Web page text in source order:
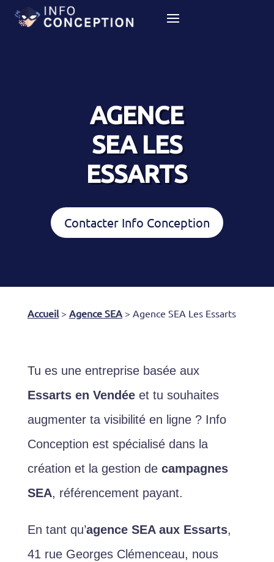
AGENCE
SEA LES
ESSARTS
Contacter Info Conception
Accueil> Agence SEA> Agence SEA Les Essarts
Tu es une entreprise basée aux
Essarts en Vendéeet tu souhaites
augmenter ta visibilité en ligne ? Info
Conception est spécialisé dans la
création et la gestion de campagnes
SEA, référencement payant.
En tant qu’agence SEA aux Essarts,
41 rue Georges Clémenceau, nous